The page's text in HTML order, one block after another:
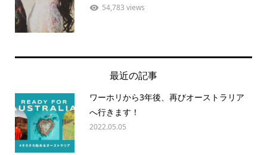
54,783 views
最近の記事
ワーホリから3年後、再びオーストラリア
へ行きます！
2022.05.05